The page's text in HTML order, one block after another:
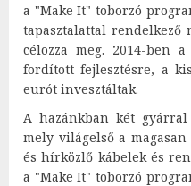
a "Make It" toborzó
tapasztalattal rendelkező
célozza meg. 2014-ben
fordított fejlesztésre, a
eurót invesztáltak.
A hazánkban két
mely világelső a
és hírközlő kábelek és
a "Make It" toborzó